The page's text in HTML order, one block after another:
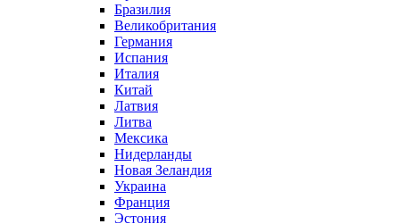
Бразилия
Великобритания
Германия
Испания
Италия
Китай
Латвия
Литва
Мексика
Нидерланды
Новая Зеландия
Украина
Франция
Эстония